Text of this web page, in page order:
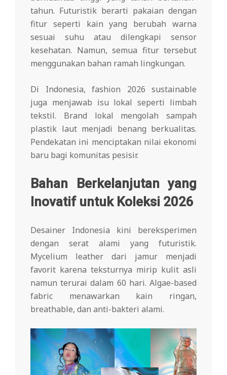
tahun. Futuristik berarti pakaian dengan
fitur seperti kain yang berubah warna
sesuai suhu atau dilengkapi sensor
kesehatan. Namun, semua fitur tersebut
menggunakan bahan ramah lingkungan.
Di Indonesia, fashion 2026 sustainable
juga menjawab isu lokal seperti limbah
tekstil. Brand lokal mengolah sampah
plastik laut menjadi benang berkualitas.
Pendekatan ini menciptakan nilai ekonomi
baru bagi komunitas pesisir.
Bahan Berkelanjutan yang
Inovatif untuk Koleksi 2026
Desainer Indonesia kini bereksperimen
dengan serat alami yang futuristik.
Mycelium leather dari jamur menjadi
favorit karena teksturnya mirip kulit asli
namun terurai dalam 60 hari. Algae-based
fabric menawarkan kain ringan,
breathable, dan anti-bakteri alami.